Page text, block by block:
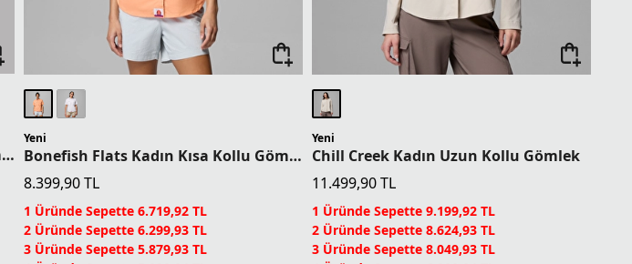
8.399,90
1 Üründe Sepette 6.719,92 TL
2 Üründe Sepette 6.299,93 TL
3 Üründe Sepette 5.879,93 TL
4 Üründe Sepette 5.039,94 TL
5 Ürün ve Üzerinde Sepette 4.199,95 TL
Columbia Dünyası Üyelerine Sepette Ek %5
İndirim
11.499,90
1 Üründe Sepette 9.199,92 TL
2 Üründe Sepette 8.624,93 TL
3 Üründe Sepette 8.049,93 TL
4 Üründe Sepette 6.899,94 TL
5 Ürün ve Üzerinde Sepette 5.749,95 TL
Columbia Dünyası Üyelerine Sepette Ek %5
İndirim